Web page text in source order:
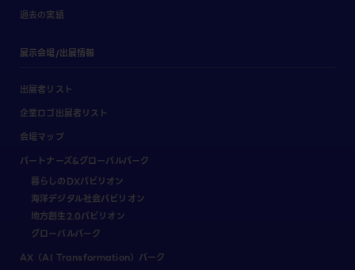
過去の実績
展示会場/出展情報
出展者リスト
企業ロゴ出展者リスト
会場マップ
パートナーズ&グローバルパーク
暮らしのDXパビリオン
海洋デジタル社会パビリオン
地方創生2.0パビリオン
グローバルパーク
AX（AI Transformation）パーク